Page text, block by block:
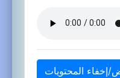
إخفاء المحتويات